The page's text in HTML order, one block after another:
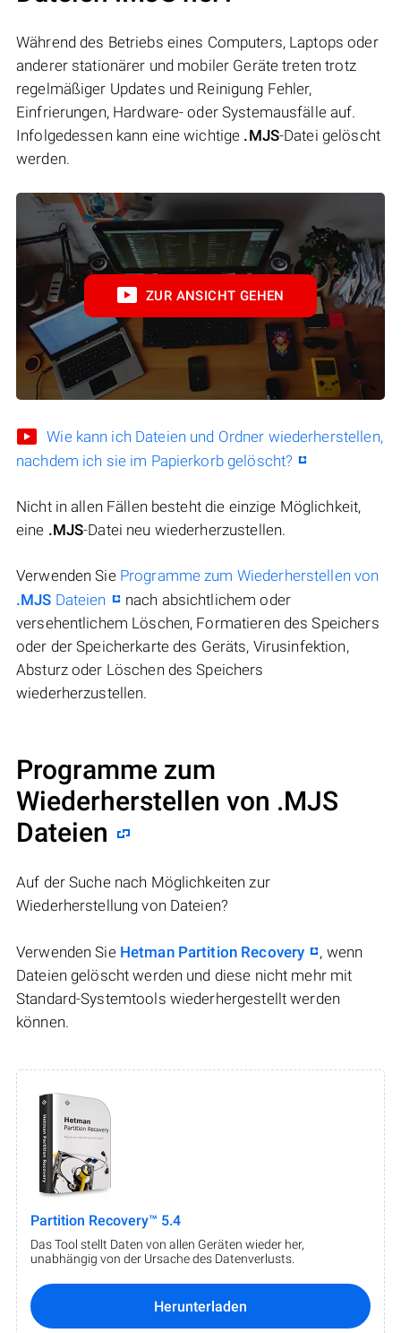
Während des Betriebs eines Computers, Laptops oder
anderer stationärer und mobiler Geräte treten trotz
regelmäßiger Updates und Reinigung Fehler,
Einfrierungen, Hardware- oder Systemausfälle auf.
Infolgedessen kann eine wichtige .MJS-Datei gelöscht
werden.
ZUR ANSICHT GEHEN
Wie kann ich Dateien und Ordner wiederherstellen,
nachdem ich sie im Papierkorb gelöscht?
Nicht in allen Fällen besteht die einzige Möglichkeit,
eine .MJS-Datei neu wiederherzustellen.
Verwenden Sie Programme zum Wiederherstellen von
.MJS Dateien
nach absichtlichem oder
versehentlichem Löschen, Formatieren des Speichers
oder der Speicherkarte des Geräts, Virusinfektion,
Absturz oder Löschen des Speichers
wiederherzustellen.
Programme zum
Wiederherstellen von .MJS
Dateien
Auf der Suche nach Möglichkeiten zur
Wiederherstellung von Dateien?
Verwenden Sie Hetman Partition Recovery
, wenn
Dateien gelöscht werden und diese nicht mehr mit
Standard-Systemtools wiederhergestellt werden
können.
Partition Recovery™ 5.4
Das Tool stellt Daten von allen Geräten wieder her,
unabhängig von der Ursache des Datenverlusts.
Herunterladen